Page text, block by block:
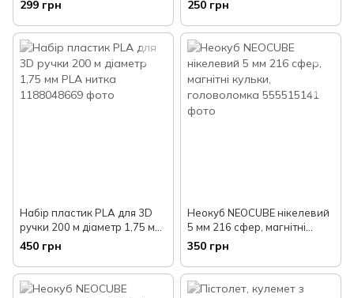
неокуб
299 грн 250 грн
Набір пластик PLA для 3D
ручки 200 м діаметр 1,75 мм
PLA нитка
450 грн
Неокуб NEOCUBE нікелевий
5 мм 216 сфер, магнітні
кульки, головоломка
350 грн